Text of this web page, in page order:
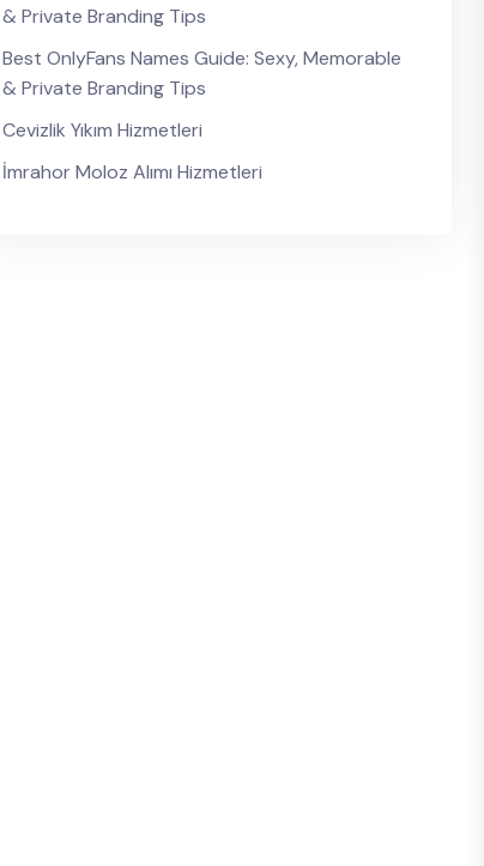
& Private Branding Tips
Best OnlyFans Names Guide: Sexy, Memorable
& Private Branding Tips
Cevizlik Yıkım Hizmetleri
İmrahor Moloz Alımı Hizmetleri